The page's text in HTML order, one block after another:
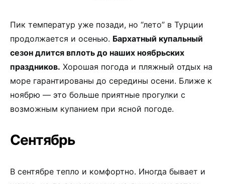
Пик температур уже позади, но “лето” в Турции
продолжается и осенью. Бархатный купальный
сезон длится вплоть до наших ноябрьских
праздников. Хорошая погода и пляжный отдых на
море гарантированы до середины осени. Ближе к
ноябрю — это больше приятные прогулки с
возможным купанием при ясной погоде.
Сентябрь
В сентябре тепло и комфортно. Иногда бывает и